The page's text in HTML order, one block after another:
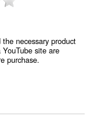
necessary product
site are
purchase.